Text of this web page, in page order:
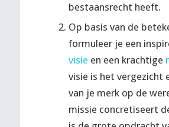
bestaansrecht heeft.
Op basis van de
formuleer je een
visie en een krachtige
visie is het vergezicht
van je merk op de
missie concretiseert